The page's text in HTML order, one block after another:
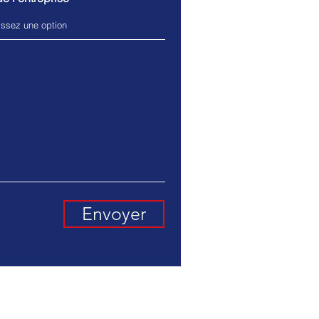
Envoyer